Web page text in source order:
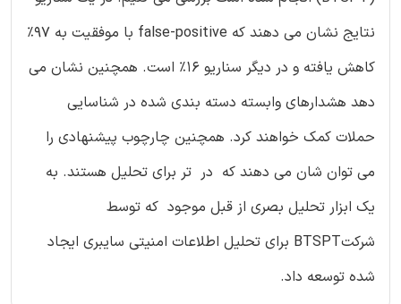
نتایج نشان می دهند که false-positive با موفقیت به 97%
کاهش یافته و در دیگر سناریو 16% است. همچنین نشان می
دهد هشدارهای وابسته دسته بندی شده در شناسایی
حملات کمک خواهند کرد. همچنین چارچوب پیشنهادی را
می توان شان می دهند که در تر برای تحلیل هستند. به
یک ابزار تحلیل بصری از قبل موجود که توسط
شرکتBTSPT برای تحلیل اطلاعات امنیتی سایبری ایجاد
شده توسعه داد.